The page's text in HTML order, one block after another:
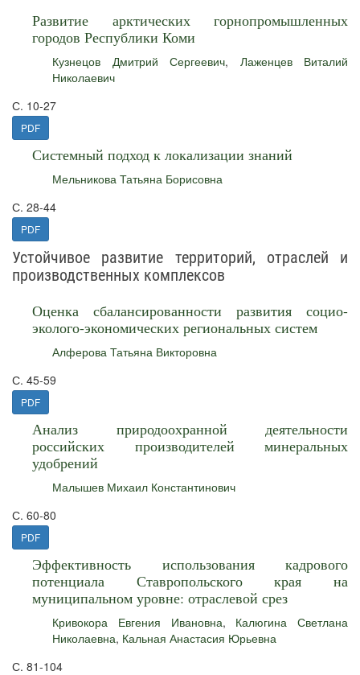
Развитие арктических горнопромышленных
городов Республики Коми
Кузнецов Дмитрий Сергеевич, Лаженцев Виталий
Николаевич
С. 10-27
PDF
Системный подход к локализации знаний
Мельникова Татьяна Борисовна
С. 28-44
PDF
Устойчивое развитие территорий, отраслей и
производственных комплексов
Оценка сбалансированности развития социо-
эколого-экономических региональных систем
Алферова Татьяна Викторовна
С. 45-59
PDF
Анализ природоохранной деятельности
российских производителей минеральных
удобрений
Малышев Михаил Константинович
С. 60-80
PDF
Эффективность использования кадрового
потенциала Ставропольского края на
муниципальном уровне: отраслевой срез
Кривокора Евгения Ивановна, Калюгина Светлана
Николаевна, Кальная Анастасия Юрьевна
С. 81-104